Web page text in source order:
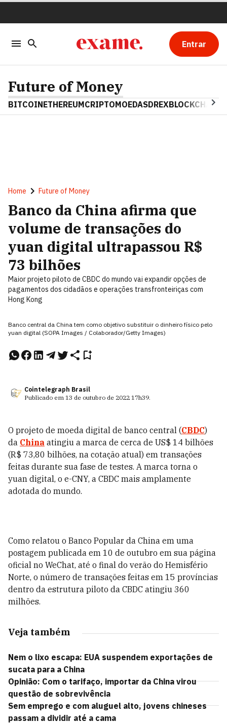
Entrar
Future of Money
BITCOINETHEREUMCRIPTOMOEDASDREXBLOCKCHAIN
Home Future of Money
Banco da China afirma que
volume de transações do
yuan digital ultrapassou R$
73 bilhões
Maior projeto piloto de CBDC do mundo vai expandir opções de
pagamentos dos cidadãos e operações transfronteiriças com
Hong Kong
Banco central da China tem como objetivo substituir o dinheiro físico pelo
yuan digital (SOPA Images / Colaborador/Getty Images)
Cointelegraph Brasil
Publicado em 13 de outubro de 2022 17h39.
O projeto de moeda digital de banco central (CBDC)
da China atingiu a marca de cerca de US$ 14 bilhões
(R$ 73,80 bilhões, na cotação atual) em transações
feitas durante sua fase de testes. A marca torna o
yuan digital, o e-CNY, a CBDC mais amplamente
adotada do mundo.
Como relatou o Banco Popular da China em uma
postagem publicada em 10 de outubro em sua página
oficial no WeChat, até o final do verão do Hemisfério
Norte, o número de transações feitas em 15 províncias
dentro da estrutura piloto da CBDC atingiu 360
milhões.
Veja também
Nem o lixo escapa: EUA suspendem exportações de
sucata para a China
Opinião: Com o tarifaço, importar da China virou
questão de sobrevivência
Sem emprego e com aluguel alto, jovens chineses
passam a dividir até a cama